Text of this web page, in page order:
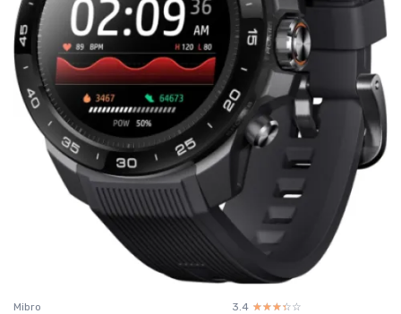
Mibro 3.4 ☆☆☆☆☆
★★★★★